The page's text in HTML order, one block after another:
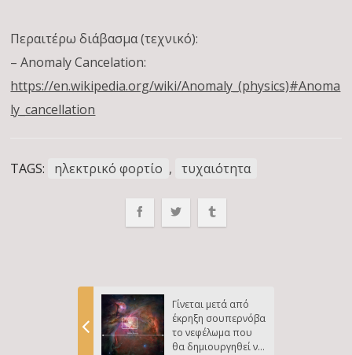
Περαιτέρω διάβασμα (τεχνικό):
– Anomaly Cancelation:
https://en.wikipedia.org/wiki/Anomaly_(physics)#Anoma
ly_cancellation
TAGS: ηλεκτρικό φορτίο , τυχαιότητα
Γίνεται μετά από
έκρηξη σουπερνόβα
το νεφέλωμα που
θα δημιουργηθεί να